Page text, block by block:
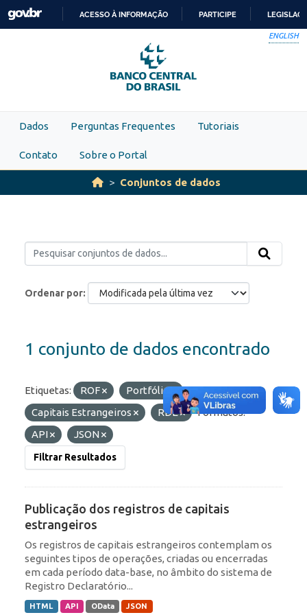
Skip to main content
PARA
O
CONTEÚDO
ACESSO À INFORMAÇÃO PARTICIPE
ENGLISH
Dados Perguntas Frequentes Tutoriais
Contato Sobre o Portal
Conjuntos de dados
Ordenar por
1 conjunto de dados encontrado
Etiquetas: ROF
Portfólio
Capitais Estrangeiros
RDE
Formatos:
API
JSON
Filtrar Resultados
Publicação dos registros de capitais
estrangeiros
Os registros de capitais estrangeiros contemplam os
seguintes tipos de operações, criadas ou encerradas
em cada período data-base, no âmbito do sistema de
Registro Declaratório...
HTML API OData JSON